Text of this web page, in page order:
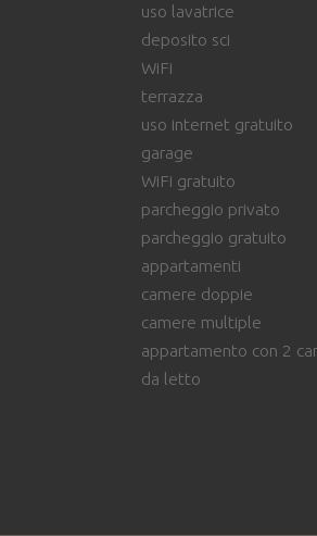
uso lavatrice
deposito sci
WiFi
terrazza
uso internet gratuito
garage
WiFi gratuito
parcheggio privato
parcheggio gratuito
appartamenti
camere doppie
camere multiple
appartamento con 2
da letto